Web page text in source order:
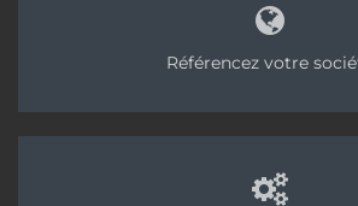
aussi livrer sur place. Mais ceci est
Et suivez-nous sur tous nos
Référencez votre